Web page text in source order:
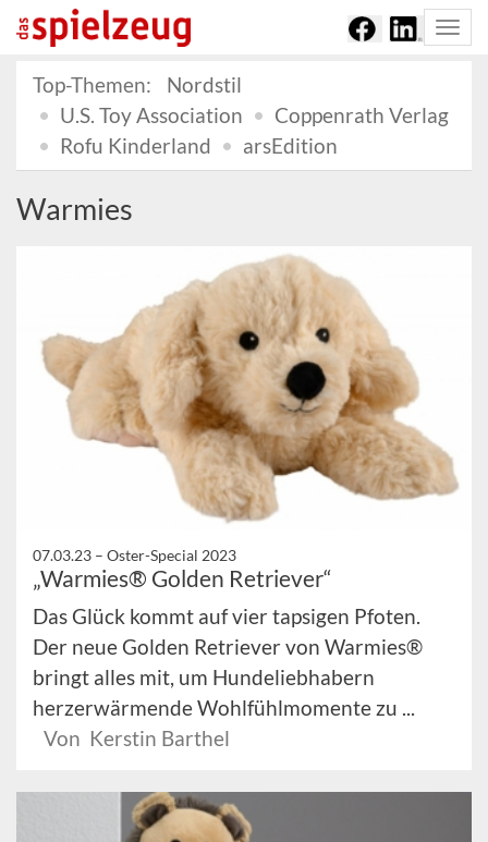
Top-Themen:
Nordstil
U.S. Toy Association
Coppenrath Verlag
Rofu Kinderland
arsEdition
Warmies
07.03.23 – Oster-Special 2023
„Warmies® Golden Retriever“
Das Glück kommt auf vier tapsigen Pfoten.
Der neue Golden Retriever von Warmies®
bringt alles mit, um Hundeliebhabern
herzerwärmende Wohlfühlmomente zu ...
Von Kerstin Barthel